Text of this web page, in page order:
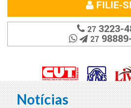
FILIE-
273223-
27
Notícias